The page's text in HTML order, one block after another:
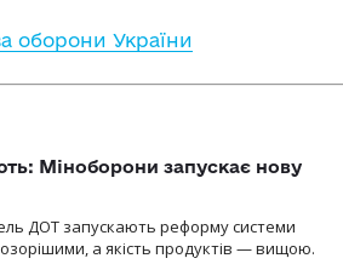
оборони України
Міноборони запускає нову
ДОТ запускають реформу системи
а якість продуктів — вищою.